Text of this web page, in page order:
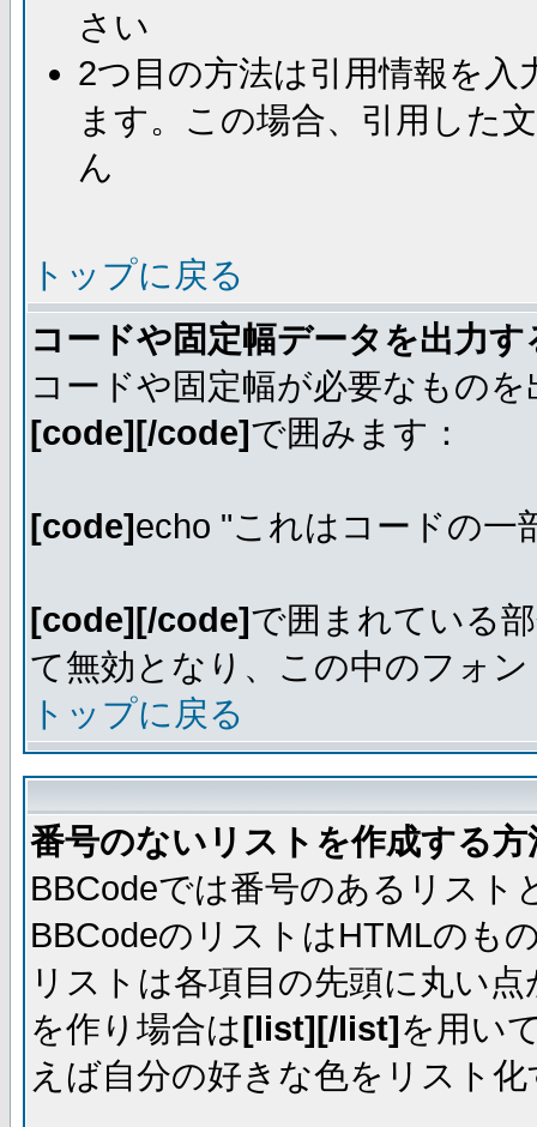
さい
2つ目の方法は引用情報を入
ます。この場合、引用した
ん
トップに戻る
コードや固定幅データを出力す
コードや固定幅が必要なもの
[code][/code]で囲みます：
[code]echo "これはコードの一
[code][/code]で囲まれている
て無効となり、この中のフォ
トップに戻る
番号のないリストを作成する方
BBCodeでは番号のあるリス
BBCodeのリストはHTMLのも
リストは各項目の先頭に丸い
を作り場合は[list][/list]を用い
えば自分の好きな色をリスト